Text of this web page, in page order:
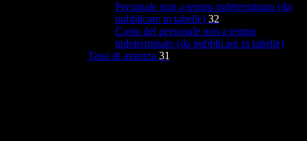
Personale non a tempo indeterminato (da
pubblicare in tabelle) 32
Costo del personale non a tempo
indeterminato (da pubblicare in tabelle)
Tassi di assenza 31